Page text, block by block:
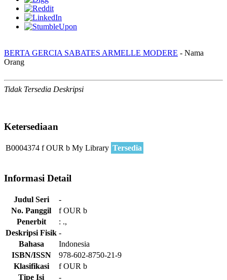
BERTA GERCIA SABATES ARMELLE MODERE - Nama
Orang
Tidak Tersedia Deskripsi
Ketersediaan
B0004374 f OUR b My Library Tersedia
Informasi Detail
Judul Seri
-
No. Panggil
f OUR b
Penerbit
: .,
Deskripsi Fisik -
Bahasa
Indonesia
ISBN/ISSN
978-602-8750-21-9
Klasifikasi
f OUR b
Tipe Isi
-